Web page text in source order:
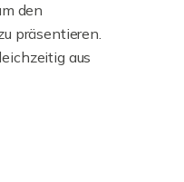
den
präsentieren.
aus